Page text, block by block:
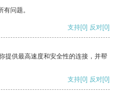
问题。
支持[0] 反对[0]
提供最高速度和安全性的连接，并帮
支持[0] 反对[0]